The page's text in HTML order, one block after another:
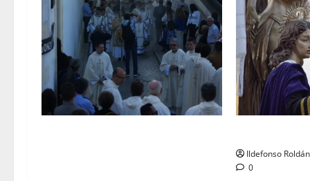
Ildefonso
0